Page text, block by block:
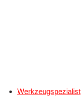
Werkzeugspezialist